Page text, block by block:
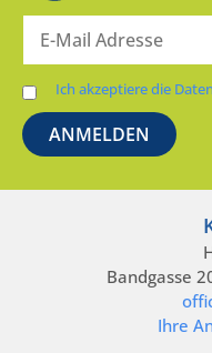
Ich akzeptiere die
Bandgasse
Ihre